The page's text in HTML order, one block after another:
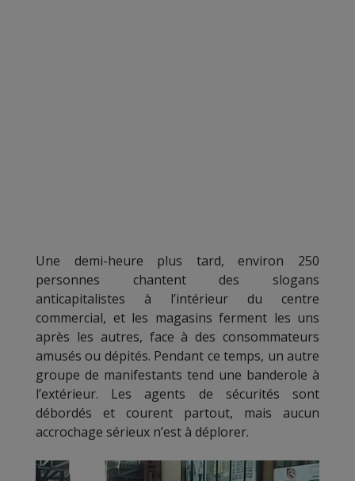
Une demi-heure plus tard, environ 250
personnes chantent des slogans
anticapitalistes à l’intérieur du centre
commercial, et les magasins ferment les uns
après les autres, face à des consommateurs
amusés ou dépités. Pendant ce temps, un autre
groupe de manifestants tend une banderole à
l’extérieur. Les agents de sécurités sont
débordés et courent partout, mais aucun
accrochage sérieux n’est à déplorer.